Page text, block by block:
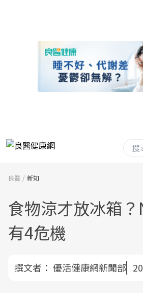
良醫 新知
食物涼才放冰箱
有4危機
撰文者： 優活健康網新聞部